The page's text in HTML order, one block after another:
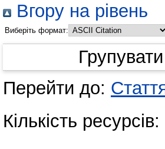
Вгору на рівень
Виберіть формат:
Перейти до:
Кількість ресурсів: